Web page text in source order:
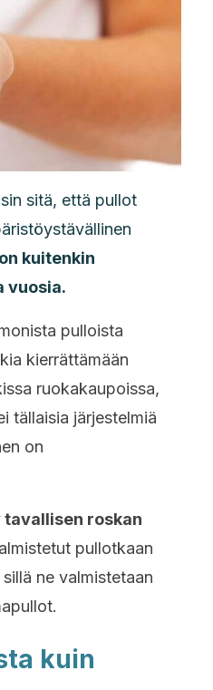
sitä, että pullot
kuitenkin
vuosia.
pulloista
kierrättämään
ruokakaupoissa,
tällaisia järjestelmiä
on
roskan
pullotkaan
ne valmistetaan
kuin